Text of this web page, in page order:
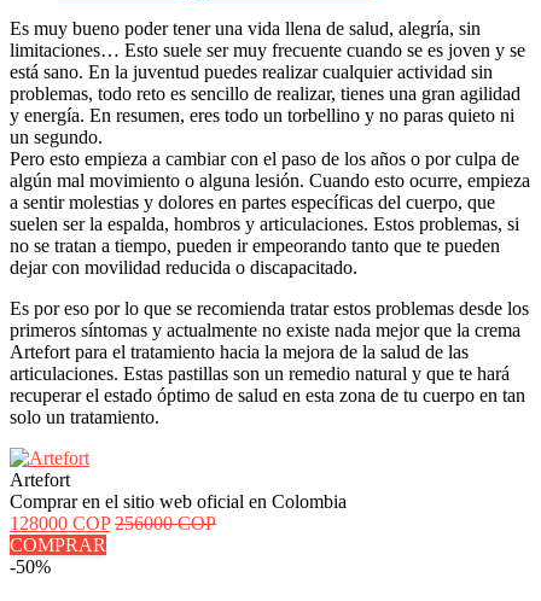
Es muy bueno poder tener una vida llena de salud, alegría, sin
limitaciones… Esto suele ser muy frecuente cuando se es joven y se
está sano. En la juventud puedes realizar cualquier actividad sin
problemas, todo reto es sencillo de realizar, tienes una gran agilidad
y energía. En resumen, eres todo un torbellino y no paras quieto ni
un segundo.
Pero esto empieza a cambiar con el paso de los años o por culpa de
algún mal movimiento o alguna lesión. Cuando esto ocurre, empieza
a sentir molestias y dolores en partes específicas del cuerpo, que
suelen ser la espalda, hombros y articulaciones. Estos problemas, si
no se tratan a tiempo, pueden ir empeorando tanto que te pueden
dejar con movilidad reducida o discapacitado.
Es por eso por lo que se recomienda tratar estos problemas desde los
primeros síntomas y actualmente no existe nada mejor que la crema
Artefort para el tratamiento hacia la mejora de la salud de las
articulaciones. Estas pastillas son un remedio natural y que te hará
recuperar el estado óptimo de salud en esta zona de tu cuerpo en tan
solo un tratamiento.
Artefort
Comprar en el sitio web oficial en Colombia
128000 COP 256000 COP
COMPRAR
-50%